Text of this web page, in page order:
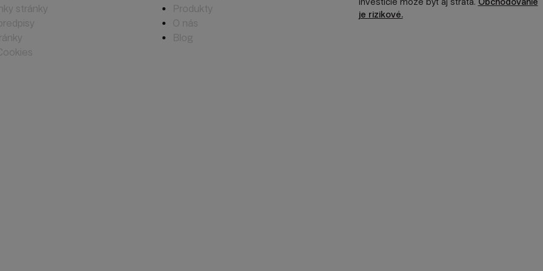
stránky
Produkty
O nás
Blog
investície môže byť aj strata. Obchodovanie
je rizikové.